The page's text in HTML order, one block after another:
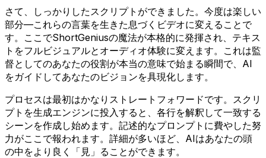
さて、しっかりしたスクリプトができました。今度は楽しい
部分—これらの言葉を生きた息づくビデオに変えることで
す。ここでShortGeniusの魔法が本格的に発揮され、テキス
トをフルビジュアルとオーディオ体験に変えます。これは監
督としてのあなたの役割が本当の意味で始まる瞬間で、AI
をガイドしてあなたのビジョンを具現化します。
プロセスは最初はかなりストレートフォワードです。スクリ
プトを生成エンジンに投入すると、各行を解釈して一致する
シーンを作成し始めます。記述的なプロンプトに費やした努
力がここで報われます。詳細が多いほど、AIはあなたの頭
の中をより良く「見」ることができます。